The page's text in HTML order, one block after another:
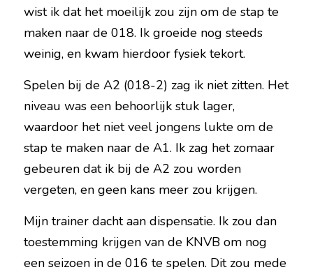
wist ik dat het moeilijk zou zijn om de stap te
maken naar de 018. Ik groeide nog steeds
weinig, en kwam hierdoor fysiek tekort.
Spelen bij de A2 (018-2) zag ik niet zitten. Het
niveau was een behoorlijk stuk lager,
waardoor het niet veel jongens lukte om de
stap te maken naar de A1. Ik zag het zomaar
gebeuren dat ik bij de A2 zou worden
vergeten, en geen kans meer zou krijgen.
Mijn trainer dacht aan dispensatie. Ik zou dan
toestemming krijgen van de KNVB om nog
een seizoen in de 016 te spelen. Dit zou mede